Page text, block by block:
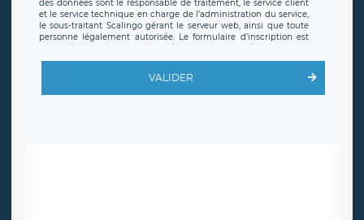
des données sont le responsable de traitement, le service client
et le service technique en charge de l’administration du service,
le sous-traitant Scalingo gérant le serveur web, ainsi que toute
personne légalement autorisée. Le formulaire d’inscription est
offrant desclauses de protection conformes au RGPD. Les
en sollicite la suppression, étant entendu que vous pouvez
demander la suppression de vos données et retirer votre
VALIDER